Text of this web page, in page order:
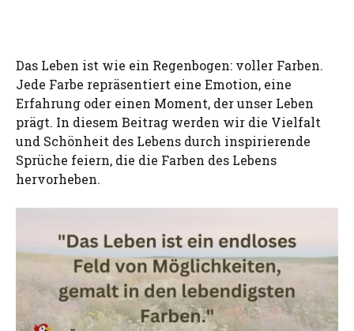
Das Leben ist wie ein Regenbogen: voller Farben.
Jede Farbe repräsentiert eine Emotion, eine
Erfahrung oder einen Moment, der unser Leben
prägt. In diesem Beitrag werden wir die Vielfalt
und Schönheit des Lebens durch inspirierende
Sprüche feiern, die die Farben des Lebens
hervorheben.